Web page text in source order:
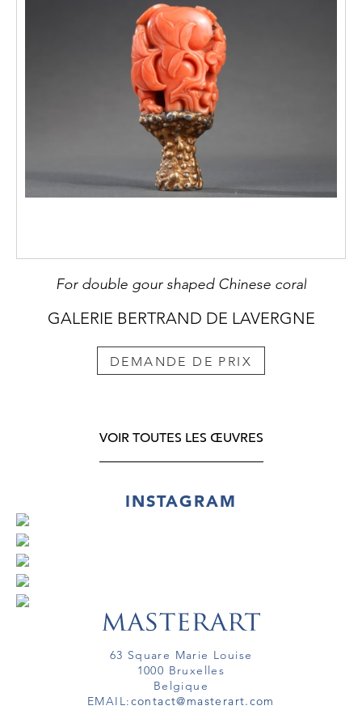
For double gour shaped Chinese coral
GALERIE BERTRAND DE LAVERGNE
DEMANDE DE PRIX
VOIR TOUTES LES ŒUVRES
INSTAGRAM
63 Square Marie Louise
1000 Bruxelles
Belgique
EMAIL:contact@masterart.com